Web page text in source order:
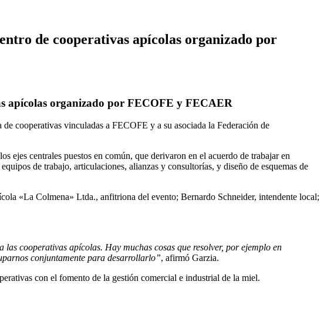
de cooperativas apícolas organizado por
apícolas organizado por FECOFE y FECAER
cooperativas vinculadas a FECOFE y a su asociada la Federación de
ejes centrales puestos en común, que derivaron en el acuerdo de trabajar en
de trabajo, articulaciones, alianzas y consultorías, y diseño de esquemas de
«La Colmena» Ltda., anfitriona del evento; Bernardo Schneider, intendente local;
cooperativas apícolas. Hay muchas cosas que resolver, por ejemplo en
conjuntamente para desarrollarlo”, afirmó Garzia.
con el fomento de la gestión comercial e industrial de la miel.